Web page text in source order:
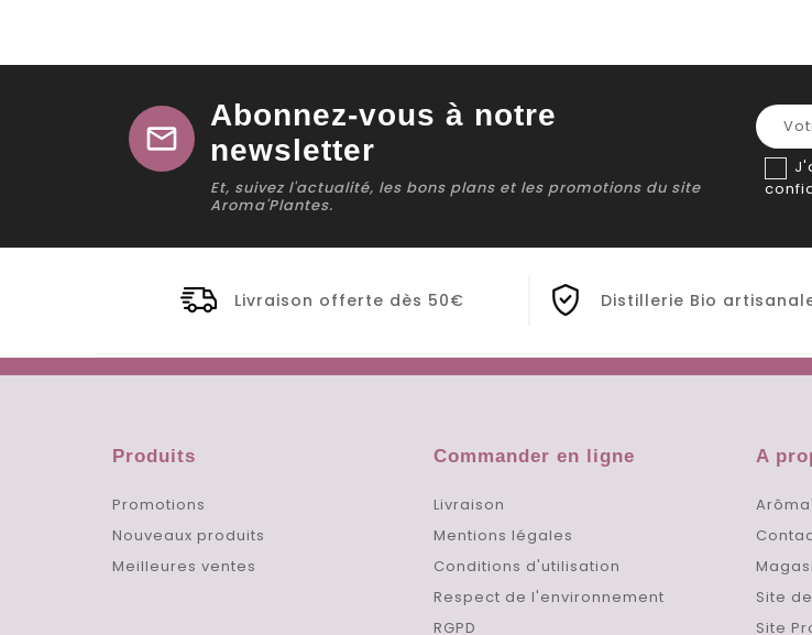
mail
Abonnez-vous à notre
newsletter
Et, suivez l'actualité, les bons plans et les promotions du site
Aroma'Plantes.
Livraison offerte dès 50€ Distillerie Bio
Produits
Promotions
Nouveaux produits
Meilleures ventes
Commander en ligne
Livraison
Mentions légales
Conditions d'utilisation
Respect de l'environnement
RGPD
A
Site
Site